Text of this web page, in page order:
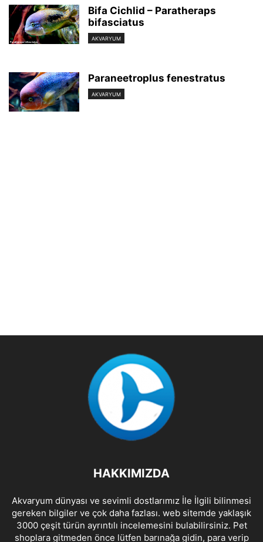
Bifa Cichlid – Paratheraps
bifasciatus
AKVARYUM
Paraneetroplus fenestratus
AKVARYUM
HAKKIMIZDA
Akvaryum dünyası ve sevimli dostlarımız İle İlgili bilinmesi
gereken bilgiler ve çok daha fazlası. web sitemde yaklaşık
3000 çeşit türün ayrıntılı incelemesini bulabilirsiniz. Pet
shoplara gitmeden önce lütfen barınağa gidin, para verip